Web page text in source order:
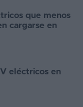
que menos
cargarse en
eléctricos en